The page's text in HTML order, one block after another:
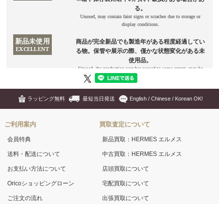
ラッピング無料 最短当日発送 English / Chinese / Korean OK!
ご利用案内
会員特典
送料・配送について
お支払い方法について
Oricoショッピングローン
ご注文の流れ
買取査定について
新品買取：HERMES エルメス
中古買取：HERMES エルメス
店頭買取について
宅配買取について
出張買取について